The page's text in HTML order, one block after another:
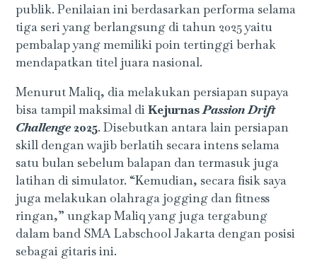
publik. Penilaian ini berdasarkan performa selama
tiga seri yang berlangsung di tahun 2025 yaitu
pembalap yang memiliki poin tertinggi berhak
mendapatkan titel juara nasional.
Menurut Maliq, dia melakukan persiapan supaya
bisa tampil maksimal diKejurnasPassion Drift
Challenge2025. Disebutkan antara lain persiapan
skill dengan wajib berlatih secara intens selama
satu bulan sebelum balapan dan termasuk juga
latihan di simulator. “Kemudian, secara fisik saya
juga melakukan olahraga jogging dan fitness
ringan,” ungkap Maliq yang juga tergabung
dalam band SMA Labschool Jakarta dengan posisi
sebagai gitaris ini.